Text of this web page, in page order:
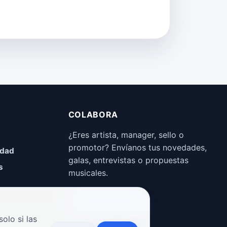
COLABORA
¿Eres artista, manager, sello o
promotor? Envíanos tus novedades,
galas, entrevistas o propuestas
musicales.
si las